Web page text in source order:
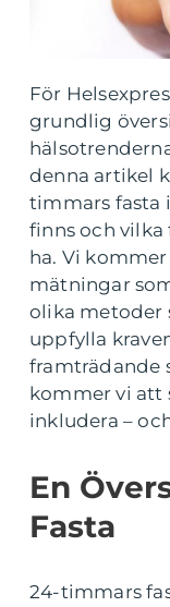
För
grundlig
denna artikel
timmars fasta
finns och vilka
ha. Vi
mätningar
olika metoder
uppfylla
framträdande
kommer vi att
inkludera –
En
Fasta
24-timmars